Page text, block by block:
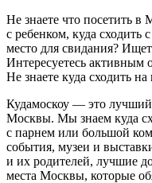
Не знаете что посетить в
с ребенком, куда
место для свидания?
Интересуетесь активным
Не знаете куда сходить
Кудамоскоу — это
Москвы. Мы знаем куда
с парнем или большой
события, музеи и
и их родителей, лучшие
места Москвы, которые